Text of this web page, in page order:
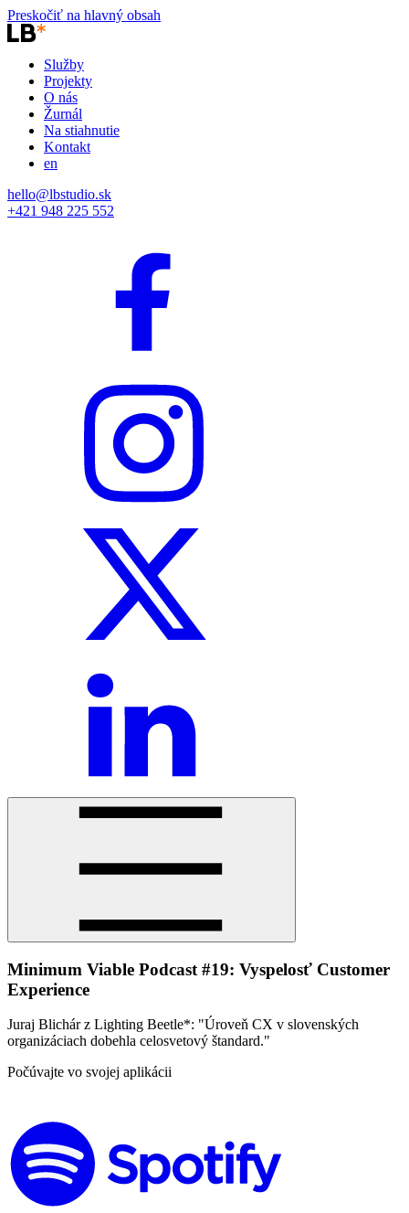
Preskočiť na hlavný obsah
Služby
Projekty
O nás
Žurnál
Na stiahnutie
Kontakt
en
hello@lbstudio.sk
+421 948 225 552
Minimum Viable Podcast #19: Vyspelosť Customer
Experience
Juraj Blichár z Lighting Beetle*: "Úroveň CX v slovenských
organizáciach dobehla celosvetový štandard."
Počúvajte vo svojej aplikácii